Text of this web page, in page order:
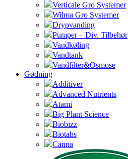
Verticale Gro Systemer
Wilma Gro Systemer
Drypvanding
Pumper – Div. Tilbehør
Vandkøling
Vandtank
Vandfilter&Osmose
Gødning
Additiver
Advanced Nutrients
Atami
Big Plant Science
Biobizz
Biotabs
Canna